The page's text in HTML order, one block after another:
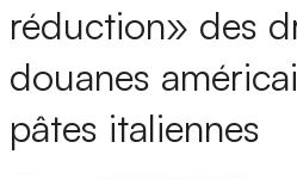
réduction» des
douanes
pâtes italiennes